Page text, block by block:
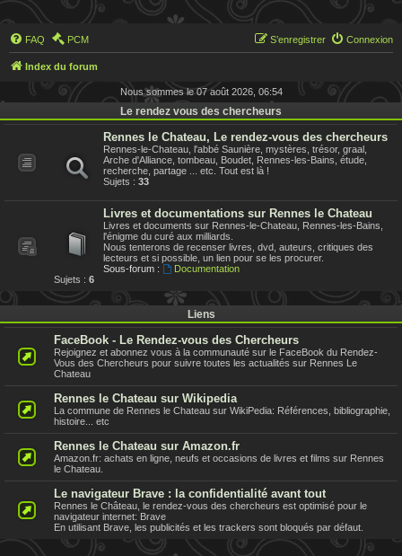
FAQ PCM Connexion
S’enregistrer
Index du forum
Nous sommes le 07 août 2026, 06:54
Le rendez vous des chercheurs
Rennes le Chateau, Le rendez-vous des chercheurs
Rennes-le-Chateau, l'abbé Saunière, mystères, trésor, graal,
Arche d'Alliance, tombeau, Boudet, Rennes-les-Bains, étude,
recherche, partage ... etc. Tout est là !
Sujets : 33
Livres et documentations sur Rennes le Chateau
Livres et documents sur Rennes-le-Chateau, Rennes-les-Bains,
l'énigme du curé aux milliards.
Nous tenterons de recenser livres, dvd, auteurs, critiques des
lecteurs et si possible, un lien pour se les procurer.
Sous-forum :
Documentation
Sujets : 6
Liens
FaceBook - Le Rendez-vous des Chercheurs
Rejoignez et abonnez vous à la communauté sur le FaceBook du Rendez-
Vous des Chercheurs pour suivre toutes les actualités sur Rennes Le
Chateau
Rennes le Chateau sur Wikipedia
La commune de Rennes le Chateau sur WikiPedia: Références, bibliographie,
histoire... etc
Rennes le Chateau sur Amazon.fr
Amazon.fr: achats en ligne, neufs et occasions de livres et films sur Rennes
le Chateau.
Le navigateur Brave : la confidentialité avant tout
Rennes le Château, le rendez-vous des chercheurs est optimisé pour le
navigateur internet: Brave
En utilisant Brave, les publicités et les trackers sont bloqués par défaut.